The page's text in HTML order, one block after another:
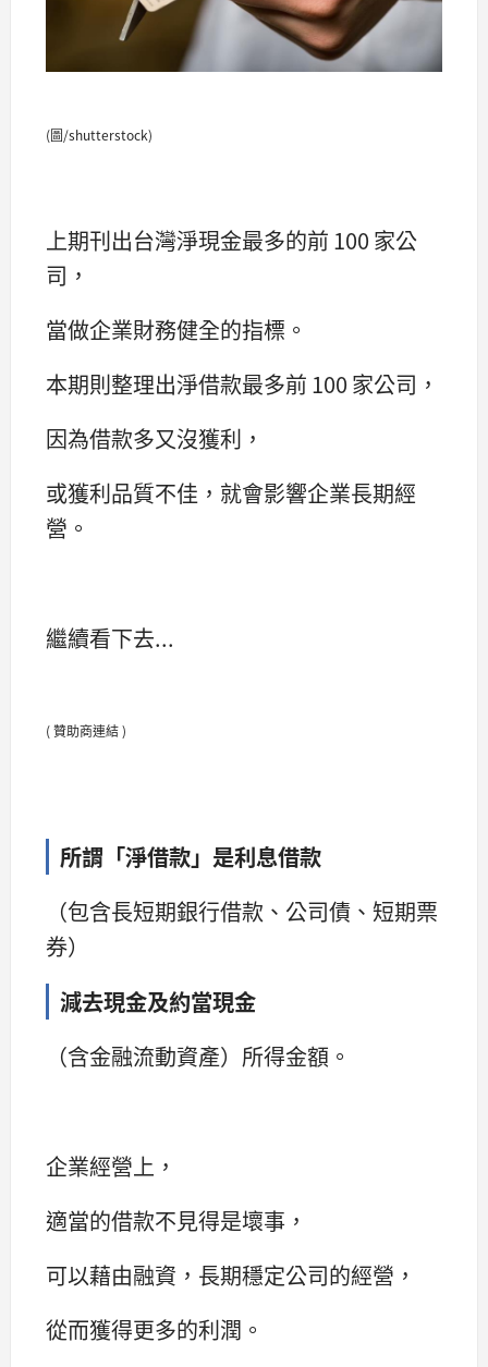
(圖/shutterstock)
上期刊出台灣淨現金最多的前 100 家公
司，
當做企業財務健全的指標。
本期則整理出淨借款最多前 100 家公司，
因為借款多又沒獲利，
或獲利品質不佳，就會影響企業長期經
營。
繼續看下去...
( 贊助商連結 )
所謂「淨借款」是利息借款
（包含長短期銀行借款、公司債、短期票
券）
減去現金及約當現金
（含金融流動資產）所得金額。
企業經營上，
適當的借款不見得是壞事，
可以藉由融資，長期穩定公司的經營，
從而獲得更多的利潤。